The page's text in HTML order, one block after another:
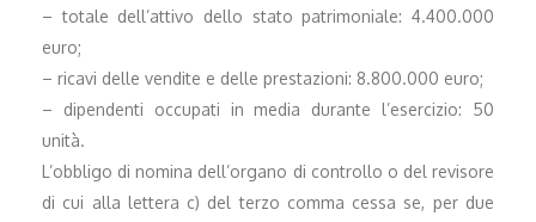
– totale dell’attivo dello stato patrimoniale: 4.400.000
euro;
– ricavi delle vendite e delle prestazioni: 8.800.000 euro;
– dipendenti occupati in media durante l’esercizio: 50
unità.
L’obbligo di nomina dell’organo di controllo o del revisore
di cui alla lettera c) del terzo comma cessa se, per due